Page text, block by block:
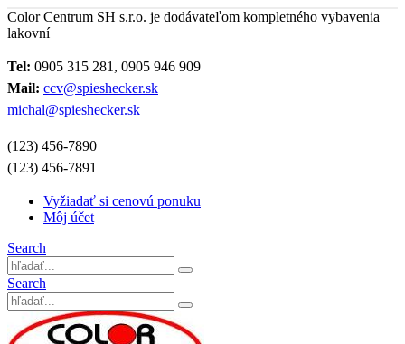
Color Centrum SH s.r.o. je dodávateľom kompletného vybavenia
lakovní
Tel: 0905 315 281, 0905 946 909
Mail: ccv@spieshecker.sk
michal@spieshecker.sk
(123) 456-7890
(123) 456-7891
Vyžiadať si cenovú ponuku
Môj účet
Search
Search